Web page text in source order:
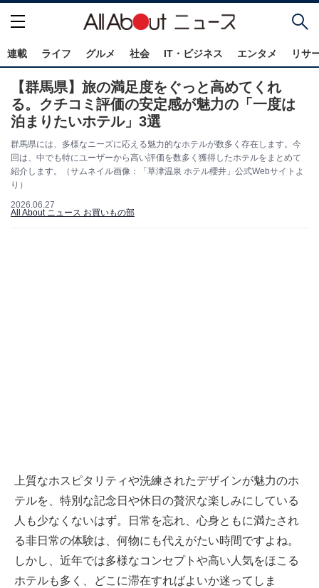
連載 ライフ グルメ 社会 IT・ビジネス エンタメ リサ
【群馬県】旅の満足度をぐっと高めてくれ
る。クチコミ評価の安定感が魅力の「一度は
泊まりたいホテル」3選
群馬県には、多様なニーズに応える魅力的なホテルが数多く存在します。今
回は、中でも特にユーザーから高い評価を数多く獲得したホテルをまとめて
紹介します。（サムネイル画像：「草津温泉 ホテル櫻井」公式Webサイトよ
り）
2026.06.27
All About ニュース お買いもの部
上質なホスピタリティや洗練されたデザインが魅力のホ
テルを、特別な記念日や休日の贅沢な楽しみにしている
人も少なくないはず。日常を忘れ、心身ともに満たされ
る非日常の体験は、何物にも代えがたい時間ですよね。
しかし、近年では多様なコンセプトや高い人気をほこる
ホテルも多く、どこに滞在すればよいか迷ってしま